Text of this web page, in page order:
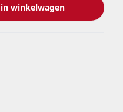
winkelwagen